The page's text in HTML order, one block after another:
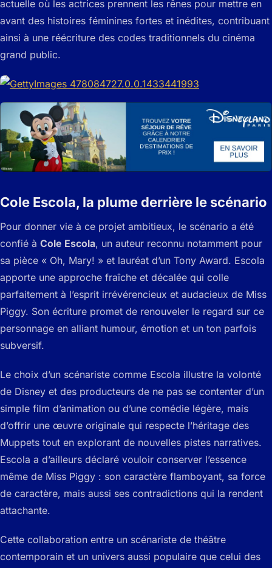
actuelle où les actrices prennent les rênes pour mettre en
avant des histoires féminines fortes et inédites, contribuant
ainsi à une réécriture des codes traditionnels du cinéma
grand public.
Cole Escola, la plume derrière le scénario
Pour donner vie à ce projet ambitieux, le scénario a été
confié à Cole Escola, un auteur reconnu notamment pour
sa pièce « Oh, Mary! » et lauréat d’un Tony Award. Escola
apporte une approche fraîche et décalée qui colle
parfaitement à l’esprit irrévérencieux et audacieux de Miss
Piggy. Son écriture promet de renouveler le regard sur ce
personnage en alliant humour, émotion et un ton parfois
subversif.
Le choix d’un scénariste comme Escola illustre la volonté
de Disney et des producteurs de ne pas se contenter d’un
simple film d’animation ou d’une comédie légère, mais
d’offrir une œuvre originale qui respecte l’héritage des
Muppets tout en explorant de nouvelles pistes narratives.
Escola a d’ailleurs déclaré vouloir conserver l’essence
même de Miss Piggy : son caractère flamboyant, sa force
de caractère, mais aussi ses contradictions qui la rendent
attachante.
Cette collaboration entre un scénariste de théâtre
contemporain et un univers aussi populaire que celui des